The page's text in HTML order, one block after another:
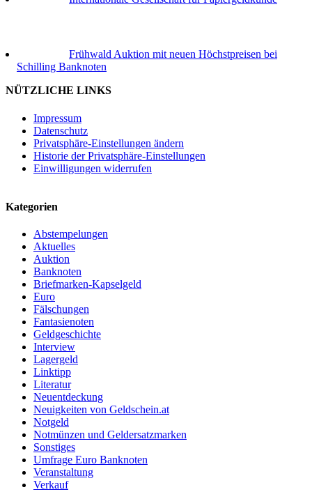
Frühwald Auktion mit neuen Höchstpreisen bei
Schilling Banknoten
NÜTZLICHE LINKS
Impressum
Datenschutz
Privatsphäre-Einstellungen ändern
Historie der Privatsphäre-Einstellungen
Einwilligungen widerrufen
Kategorien
Abstempelungen
Aktuelles
Auktion
Banknoten
Briefmarken-Kapselgeld
Euro
Fälschungen
Fantasienoten
Geldgeschichte
Interview
Lagergeld
Linktipp
Literatur
Neuentdeckung
Neuigkeiten von Geldschein.at
Notgeld
Notmünzen und Geldersatzmarken
Sonstiges
Umfrage Euro Banknoten
Veranstaltung
Verkauf